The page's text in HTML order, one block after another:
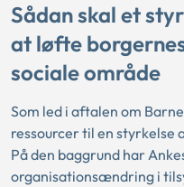
Sådan skal et
at løfte
sociale område
Som led i aftalen om
ressourcer til en styrkelse
På den baggrund har
organisationsændring i